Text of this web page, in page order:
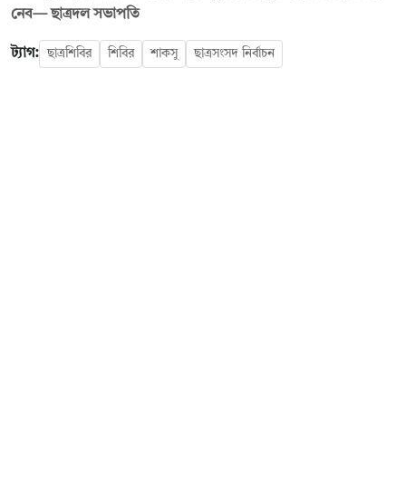
নেব— ছাত্রদল সভাপতি
ট্যাগ: ছাত্রশিবির শিবির শাকসু ছাত্রসংসদ নির্বাচন